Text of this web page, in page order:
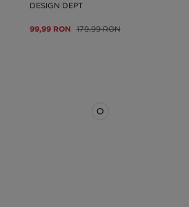
DESIGN DEPT
99,99 RON 179,99 RON